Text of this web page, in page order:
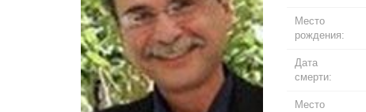
Место
рождения:
Дата
смерти:
Место